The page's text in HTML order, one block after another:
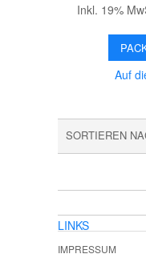
Inkl. 19%
Auf
SORTIEREN
LINKS
IMPRESSUM